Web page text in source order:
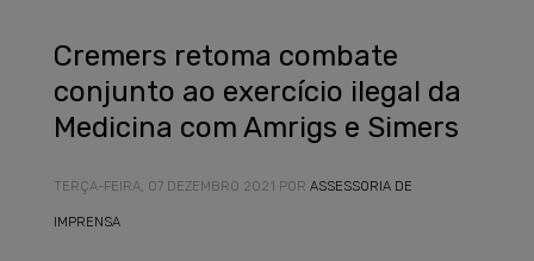
Cremers retoma combate
conjunto ao exercício ilegal da
Medicina com Amrigs e Simers
TERÇA-FEIRA, 07 DEZEMBRO 2021 POR ASSESSORIA DE
IMPRENSA